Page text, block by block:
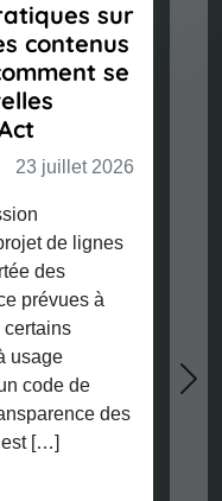
sur
contenus
se
23 juillet 2026
de lignes
des
prévues à
certains
usage
code de
des
est […]